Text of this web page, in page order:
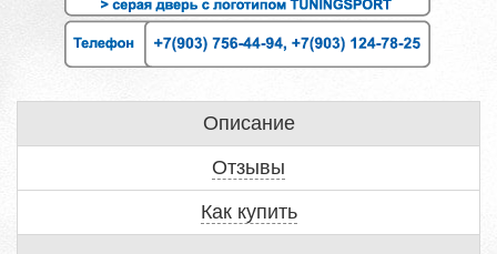
Описание
Отзывы
Как купить